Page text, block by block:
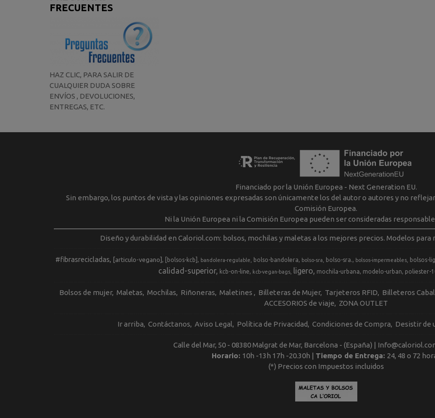
FRECUENTES
HAZ CLIC, PARA SALIR DE
CUALQUIER DUDA SOBRE
ENVÍOS , DEVOLUCIONES,
ENTREGAS, ETC.
Financiado por la Unión Europea - Next Generation EU.
Sin embargo, los puntos de vista y las opiniones expresadas son únicamente los del autor o autores y no
Comisión Europea.
Ni la Unión Europea ni la Comisión Europea pueden ser consideradas
Diseño y durabilidad en Caloriol.com: bolsos, mochilas y maletas a los mejores precios. Modelos para
#fibrasrecicladas [articulo-vegano] [bolsos-kcb] bandolera-regulable bolso-bandolera bolso-sra bolso-sra. bolsos-impermeables bolsos-
calidad-superior
kcb-on-line kcb-vegan-bags ligero mochila-urbana modelo-urban poliester-
Bolsos de mujer Maletas Mochilas Riñoneras Maletines Billeteras de Mujer Tarjeteros RFID Billeteros
ACCESORIOS de viaje ZONA OUTLET
Ir arriba Contáctanos Aviso Legal Política de Privacidad Condiciones de Compra Desistir de
Calle del Mar, 50 - 08380 Malgrat de Mar, Barcelona - (España) |
Horario: 10h -13h 17h -20.30h | Tiempo de Entrega: 24, 48 o 72
(*) Precios con Impuestos incluidos